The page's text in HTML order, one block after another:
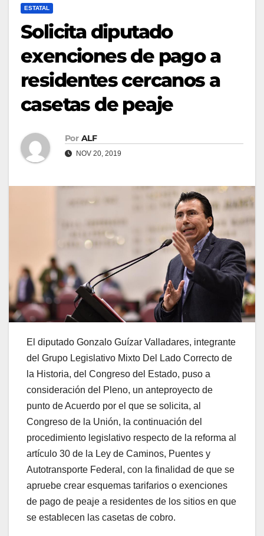
ESTATAL
Solicita diputado
exenciones de pago a
residentes cercanos a
casetas de peaje
Por ALF
NOV 20, 2019
El diputado Gonzalo Guízar Valladares, integrante
del Grupo Legislativo Mixto Del Lado Correcto de
la Historia, del Congreso del Estado, puso a
consideración del Pleno, un anteproyecto de
punto de Acuerdo por el que se solicita, al
Congreso de la Unión, la continuación del
procedimiento legislativo respecto de la reforma al
artículo 30 de la Ley de Caminos, Puentes y
Autotransporte Federal, con la finalidad de que se
apruebe crear esquemas tarifarios o exenciones
de pago de peaje a residentes de los sitios en que
se establecen las casetas de cobro.